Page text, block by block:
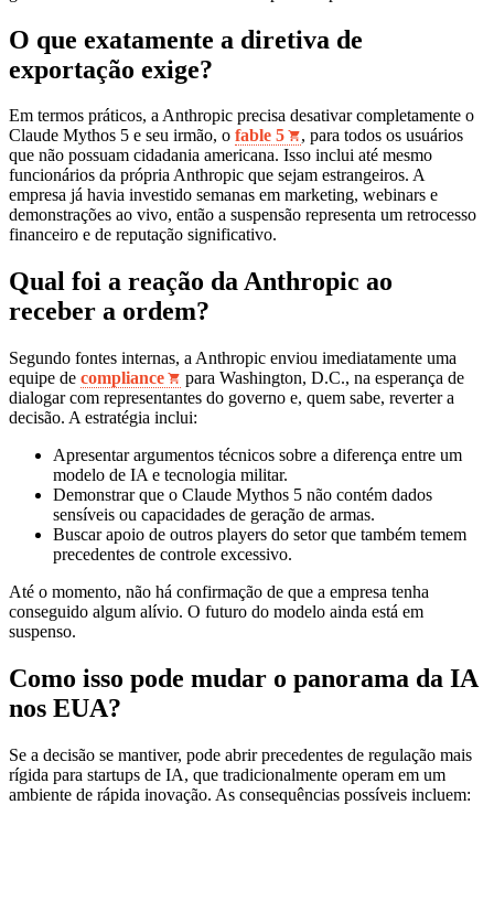
O que exatamente a diretiva de
exportação exige?
Em termos práticos, a Anthropic precisa desativar completamente o
Claude Mythos 5 e seu irmão, o fable 5
, para todos os usuários
que não possuam cidadania americana. Isso inclui até mesmo
funcionários da própria Anthropic que sejam estrangeiros. A
empresa já havia investido semanas em marketing, webinars e
demonstrações ao vivo, então a suspensão representa um retrocesso
financeiro e de reputação significativo.
Qual foi a reação da Anthropic ao
receber a ordem?
Segundo fontes internas, a Anthropic enviou imediatamente uma
equipe de compliance
para Washington, D.C., na esperança de
dialogar com representantes do governo e, quem sabe, reverter a
decisão. A estratégia inclui:
Apresentar argumentos técnicos sobre a diferença entre um
modelo de IA e tecnologia militar.
Demonstrar que o Claude Mythos 5 não contém dados
sensíveis ou capacidades de geração de armas.
Buscar apoio de outros players do setor que também temem
precedentes de controle excessivo.
Até o momento, não há confirmação de que a empresa tenha
conseguido algum alívio. O futuro do modelo ainda está em
suspenso.
Como isso pode mudar o panorama da IA
nos EUA?
Se a decisão se mantiver, pode abrir precedentes de regulação mais
rígida para startups de IA, que tradicionalmente operam em um
ambiente de rápida inovação. As consequências possíveis incluem: